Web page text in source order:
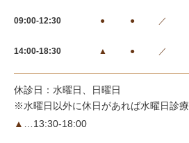
09:00-12:30 ● ● ／
14:00-18:30 ▲ ● ／
休診日：水曜日、日曜日
※水曜日以外に休日があれば水曜日診療
▲
…13:30-18:00